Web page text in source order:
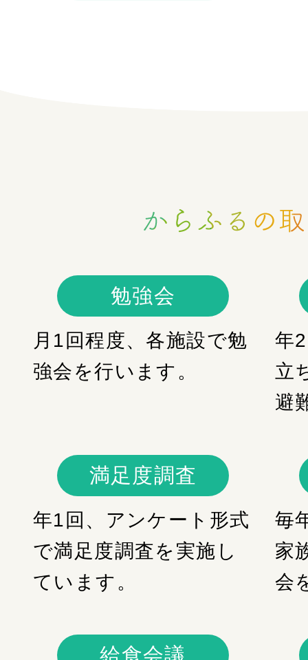
勉強会
月1回程度、各施設で勉
強会を行います。
年
立
避
満足度調査
年1回、アンケート形式
で満足度調査を実施し
ています。
毎
家
会
給食会議